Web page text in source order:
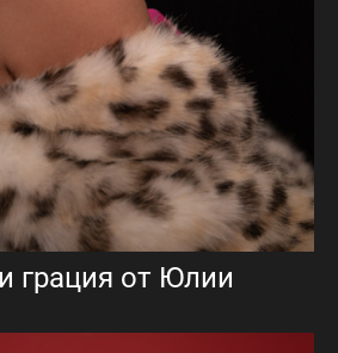
грация от Юлии